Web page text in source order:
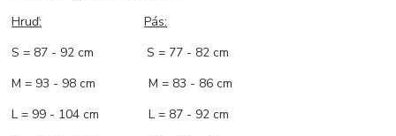
Hruď:
Pás:
S = 87 - 92 cm S = 77 - 82 cm
M = 93 - 98 cm M = 83 - 86 cm
L = 99 - 104 cm L = 87 - 92 cm